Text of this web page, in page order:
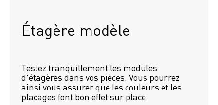
Étagère modèle
Testez tranquillement les modules
d'étagères dans vos pièces. Vous pourrez
ainsi vous assurer que les couleurs et les
placages font bon effet sur place.